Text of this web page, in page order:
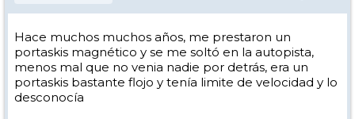
Hace muchos muchos años, me prestaron un
portaskis magnético y se me soltó en la autopista,
menos mal que no venia nadie por detrás, era un
portaskis bastante flojo y tenía limite de velocidad y lo
desconocía